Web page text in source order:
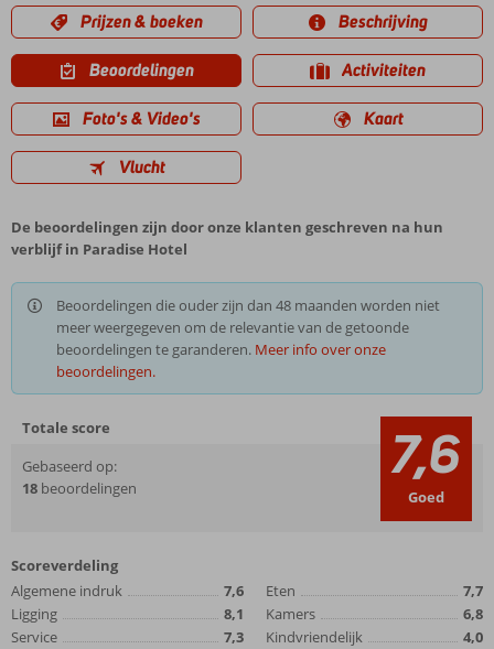
Prijzen & boeken Beschrijving
Beoordelingen Activiteiten
Foto's & Video's Kaart
Vlucht
De beoordelingen zijn door onze klanten geschreven na hun
verblijf in Paradise Hotel
Beoordelingen die ouder zijn dan 48 maanden worden niet
meer weergegeven om de relevantie van de getoonde
beoordelingen te garanderen. Meer info over onze
beoordelingen.
Totale score
Gebaseerd op:
18 beoordelingen 7,6
Goed
Scoreverdeling
Algemene indruk
7,6
Ligging
8,1
Service
7,3
Eten
7,7
Kamers
6,8
Kindvriendelijk
4,0